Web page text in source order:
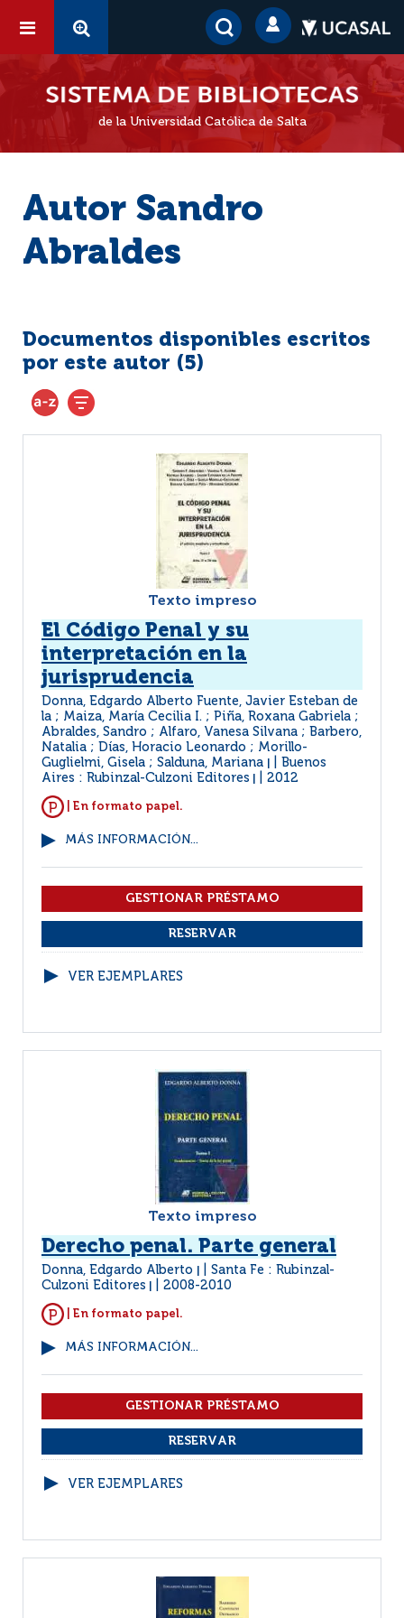
de la Universidad Católica de Salta
Autor Sandro
Abraldes
Documentos disponibles escritos
por este autor (5)
Texto impreso
El Código Penal y su
interpretación en la
jurisprudencia
Donna, Edgardo Alberto Fuente, Javier Esteban de
la ; Maiza, María Cecilia I. ; Piña, Roxana Gabriela ;
Abraldes, Sandro ; Alfaro, Vanesa Silvana ; Barbero,
Natalia ; Días, Horacio Leonardo ; Morillo-
Guglielmi, Gisela ; Salduna, Mariana
Buenos
Aires : Rubinzal-Culzoni Editores
2012
| En formato papel.
MÁS INFORMACIÓN...
VER EJEMPLARES
Texto impreso
Derecho penal. Parte general
Donna, Edgardo Alberto
Santa Fe : Rubinzal-
Culzoni Editores
2008-2010
| En formato papel.
MÁS INFORMACIÓN...
VER EJEMPLARES